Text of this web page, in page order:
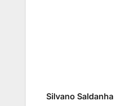
Silvano Saldanha